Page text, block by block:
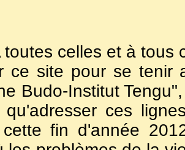
celles et à tous
ce site pour se tenir
Budo-Institut
qu'adresser ces
fin d'année